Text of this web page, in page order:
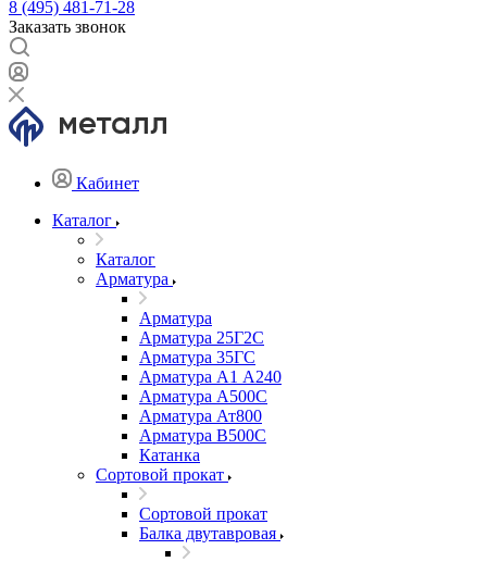
8 (495) 481-71-28
Заказать звонок
Кабинет
Каталог
Каталог
Арматура
Арматура
Арматура 25Г2С
Арматура 35ГС
Арматура А1 А240
Арматура А500С
Арматура Ат800
Арматура В500С
Катанка
Сортовой прокат
Сортовой прокат
Балка двутавровая